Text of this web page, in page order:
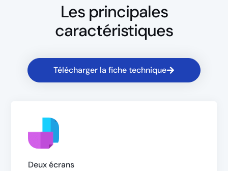
Les principales
caractéristiques
Télécharger la fiche technique
Deux écrans